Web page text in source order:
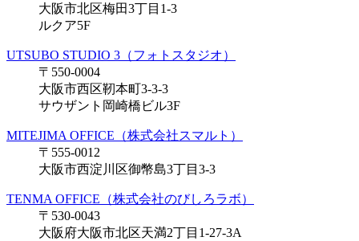
大阪市北区梅田3丁目1-3
ルクア5F
UTSUBO STUDIO 3（フォトスタジオ）
〒550-0004
大阪市西区靭本町3-3-3
サウザント岡崎橋ビル3F
MITEJIMA OFFICE（株式会社スマルト）
〒555-0012
大阪市西淀川区御幣島3丁目3-3
TENMA OFFICE（株式会社のびしろラボ）
〒530-0043
大阪府大阪市北区天満2丁目1-27-3A